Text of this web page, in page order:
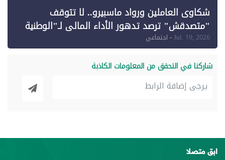
شكاوى العاملين ورواد ماسبيرو.. لا تتوقف
"متصدقش" ترصد تدهور الأداء المالي لـ"الوطنية
للإعلام"
Jul. 19, 2026- اجتماعي
شاركنا في التحقق من المعلومات الكاذبة
ابق متصلا